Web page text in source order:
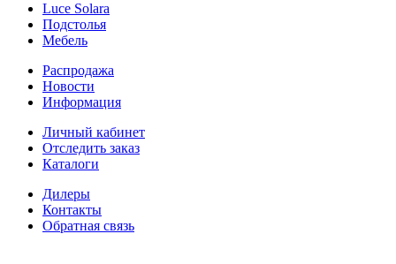
Luce Solara
Подстолья
Мебель
Распродажа
Новости
Информация
Личный кабинет
Отследить заказ
Каталоги
Дилеры
Контакты
Обратная связь